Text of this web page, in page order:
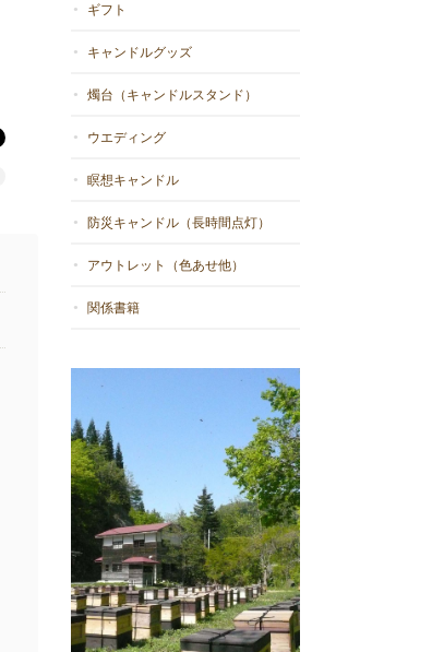
ギフト
キャンドルグッズ
燭台（キャンドルスタンド）
ウエディング
瞑想キャンドル
防災キャンドル（長時間点灯）
アウトレット（色あせ他）
関係書籍